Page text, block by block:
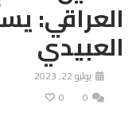
العراقي:
العبيدي
يوليو 22, 2023
0
0